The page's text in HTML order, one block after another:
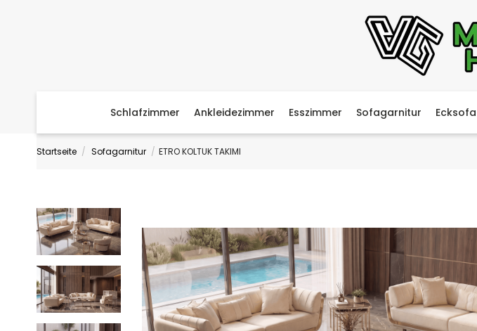
Schlafzimmer Ankleidezimmer Esszimmer Sofagarnitur Ecksofa
Startseite Sofagarnitur ETRO KOLTUK TAKIMI